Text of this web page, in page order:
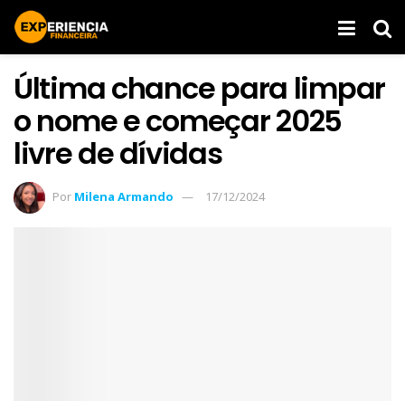
Última chance para limpar
o nome e começar 2025
livre de dívidas
Por Milena Armando 17/12/2024